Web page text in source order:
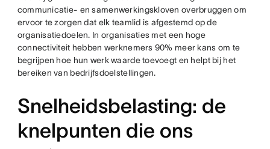
communicatie- en samenwerkingskloven overbruggen om
ervoor te zorgen dat elk teamlid is afgestemd op de
organisatiedoelen. In organisaties met een hoge
connectiviteit hebben werknemers 90% meer kans om te
begrijpen hoe hun werk waarde toevoegt en helpt bij het
bereiken van bedrijfsdoelstellingen.
Snelheidsbelasting: de
knelpunten die ons